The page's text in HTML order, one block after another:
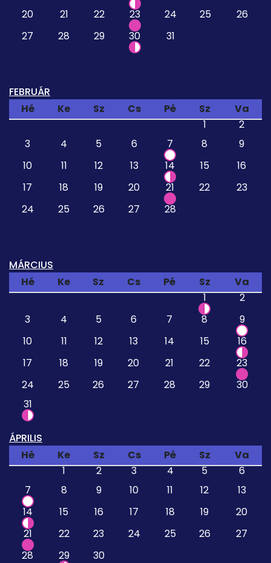
20
21 22 23 24 25
26
27
28 29 30 31
FEBRUÁR
Hé
Ke Sz Cs Pé Sz
Va
1
2
3
4 5 6 7 8
9
10
11 12 13 14 15
16
17
18 19 20 21 22
23
24
25 26 27 28
MÁRCIUS
Hé
Ke Sz Cs Pé Sz
Va
1
2
3
4 5 6 7 8
9
10
11 12 13 14 15
16
17
18 19 20 21 22
23
24
25 26 27 28 29
30
31
ÁPRILIS
Hé
Ke Sz Cs Pé Sz
Va
1
2 3 4 5
6
7
8 9 10 11 12
13
14
15 16 17 18 19
20
21
22 23 24 25 26
27
28
29 30